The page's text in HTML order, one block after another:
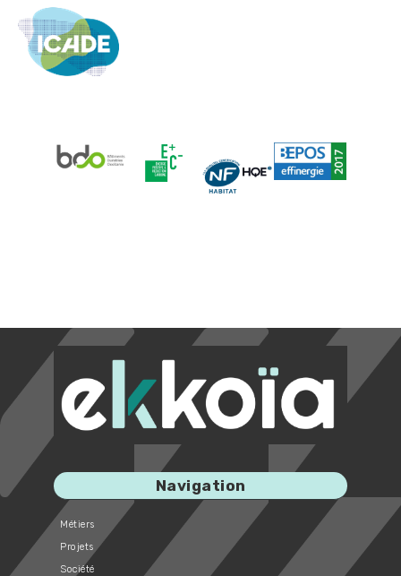
Image Image Image
Navigation
Métiers
Projets
Société